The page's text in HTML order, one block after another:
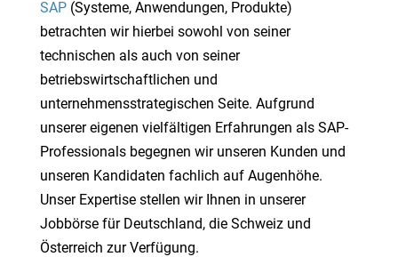
SAP(Systeme, Anwendungen, Produkte)
betrachten wir hierbei sowohl von seiner
technischen als auch von seiner
betriebswirtschaftlichen und
unternehmensstrategischen Seite. Aufgrund
unserer eigenen vielfältigen Erfahrungen als SAP-
Professionals begegnen wir unseren Kunden und
unseren Kandidaten fachlich auf Augenhöhe.
Unser Expertise stellen wir Ihnen in unserer
Jobbörse für Deutschland, die Schweiz und
Österreich zur Verfügung.